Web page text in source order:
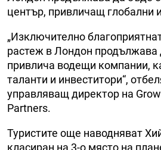
център, привличащ глобални
„Изключително
растеж в Лондон продължава
привлича водещи компании,
таланти и инвеститори“,
управляващ директор на
Partners.
Туристите още наводняват